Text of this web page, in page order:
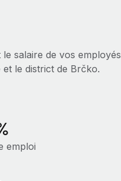
salaire de vos employés
le district de Brčko.
emploi